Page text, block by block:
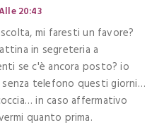
20:43
mi faresti un favore?
in segreteria a
se c'è ancora posto? io
telefono questi giorni…
in caso affermativo
quanto prima.